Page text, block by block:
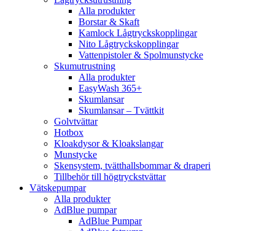
Alla produkter
Borstar & Skaft
Kamlock Lågtryckskopplingar
Nito Lågtryckskopplingar
Vattenpistoler & Spolmunstycke
Skumutrustning
Alla produkter
EasyWash 365+
Skumlansar
Skumlansar – Tvättkit
Golvtvättar
Hotbox
Kloakdysor & Kloakslangar
Munstycke
Skensystem, tvätthallsbommar & draperi
Tillbehör till högtryckstvättar
Vätskepumpar
Alla produkter
AdBlue pumpar
AdBlue Pumpar